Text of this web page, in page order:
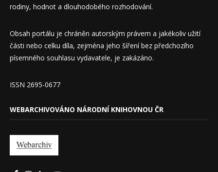
rodiny, hodnot a dlouhodobého rozhodování.
Obsah portálu je chráněn autorským právem a jakékoliv užití
části nebo celku díla, zejména jeho šíření bez předchozího
písemného souhlasu vydavatele, je zakázáno.
ISSN 2695-0677
WEBARCHIVOVÁNO NÁRODNÍ KNIHOVNOU ČR